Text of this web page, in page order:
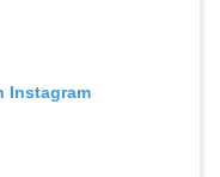
Instagram